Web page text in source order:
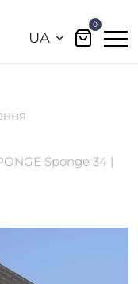
UA
0
Sponge 34 |